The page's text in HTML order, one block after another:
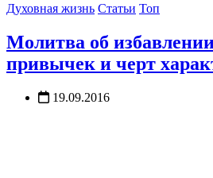
Духовная жизнь Статьи Топ
Молитва об
привычек и черт
19.09.2016